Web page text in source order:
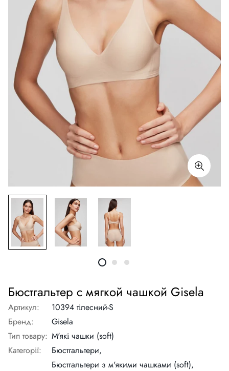
Бюстгальтер с мягкой чашкой Gisela
Артикул:
10394 тілесний-S
Бренд:
Gisela
Тип товару: М'які чашки (soft)
Категорії:
Бюстгальтери,
Бюстгальтери з м'якими чашками (soft),